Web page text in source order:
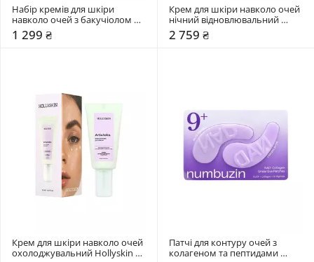
Набір кремів для шкіри
навколо очей з бакучіолом
SKIN1004 2 шт
1 299 ₴
Крем для шкіри навколо очей
нічний відновлювальний
Medik8 15 мл
2 759 ₴
Крем для шкіри навколо очей
охолоджувальний Hollyskin 15
Патчі для контуру очей з
колагеном та пептидами